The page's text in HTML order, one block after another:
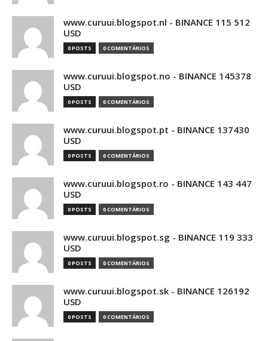
www.curuui.blogspot.nl - BINANCE 115 512
USD
0 POSTS 0 COMENTÁRIOS
www.curuui.blogspot.no - BINANCE 145378
USD
0 POSTS 0 COMENTÁRIOS
www.curuui.blogspot.pt - BINANCE 137430
USD
0 POSTS 0 COMENTÁRIOS
www.curuui.blogspot.ro - BINANCE 143 447
USD
0 POSTS 0 COMENTÁRIOS
www.curuui.blogspot.sg - BINANCE 119 333
USD
0 POSTS 0 COMENTÁRIOS
www.curuui.blogspot.sk - BINANCE 126192
USD
0 POSTS 0 COMENTÁRIOS